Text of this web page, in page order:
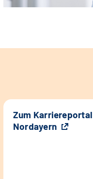
Zum Karriereportal
Nordayern